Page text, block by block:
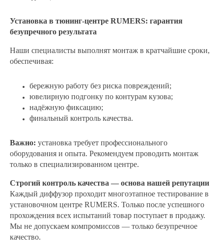
Установка в тюнинг‑центре RUMERS: гарантия
безупречного результата
Наши специалисты выполнят монтаж в кратчайшие сроки,
обеспечивая:
бережную работу без риска повреждений;
ювелирную подгонку по контурам кузова;
надёжную фиксацию;
финальный контроль качества.
Важно: установка требует профессионального
оборудования и опыта. Рекомендуем проводить монтаж
только в специализированном центре.
Строгий контроль качества — основа нашей репутации
Каждый диффузор проходит многоэтапное тестирование в
установочном центре RUMERS. Только после успешного
прохождения всех испытаний товар поступает в продажу.
Мы не допускаем компромиссов — только безупречное
качество.